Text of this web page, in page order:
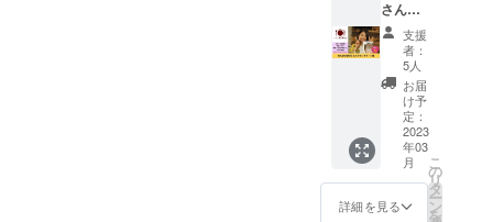
・保存
方
法：-18
℃以下
で保存
してく
ださ
い。
です。
カラダ
いたわ
り堂
https://
karada-
itawari.
hp.pera
ichi.co
m/ 商売
農場 〒
547-
0043 大
学であ
り、日
本では
医療に
該当し
ないた
め法令
に基づ
く医
療、診
療行為
ではご
だきま
す。 ※
アーユ
ヴェー
ダはイ
ンドの
伝統医
学であ
医療に
場所に
掲載い
たしま
すので
常識の
範囲内
でお願
いいた
しま
す。 ※
とは備
ターン
の相談
②ライ
ターに
よる取
材と文
章の作
成 ③デ
ザイ
ナーに
よるサ
ムネイ
のわか
やまフ
ルーツ
便」を
クラウ
ドファ
ンディ
ング限
定でお
ためし
してみ
ます！
さんで
ランチ
デート
権】 い
つもお
世話に
なって
MAGA
RINRIさ
んで一
緒にチ
支援
者：
5人
お届
け予
定：
2023
年03
月
詳細を見る
こ
の
リ
タ
ー
ン
を